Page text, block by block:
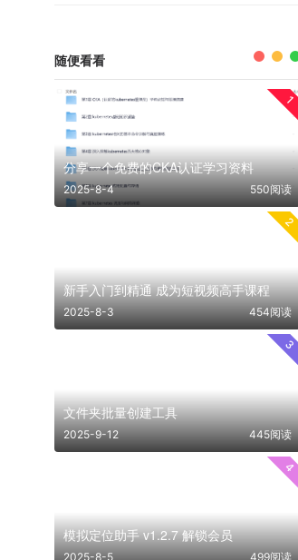
随便看看
1
分享一个免费的CKA认证学习资料
2025-8-4 550阅读
2
新手入门到精通 成为短视频高手课程
2025-8-3 454阅读
3
文件夹批量创建工具
2025-9-12 445阅读
4
模拟定位助手 v1.2.7 解锁会员
2025-8-5 499阅读